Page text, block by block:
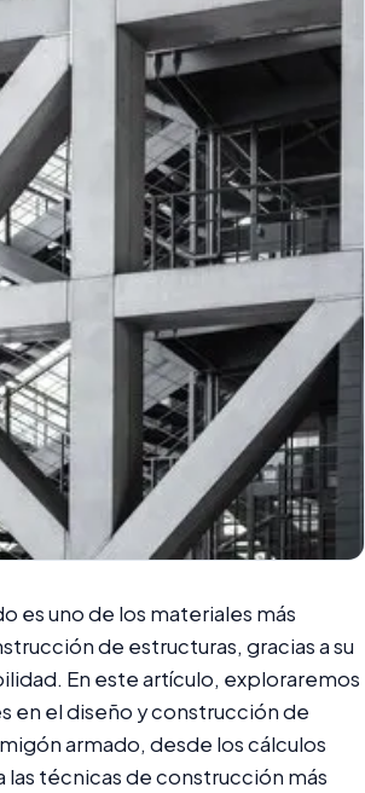
es uno de los materiales más
de estructuras, gracias a su
En este artículo, exploraremos
en el diseño y construcción de
armado, desde los cálculos
las técnicas de construcción más